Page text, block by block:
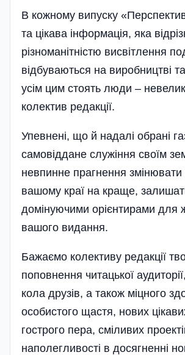
В кожному випуску
та цікава інформація, яка
різноманітністю висвітлення
відбуваються на виробництві
усім цим стоять люди –
колектив редакції.
Упевнені, що й надалі обрані
самовіддане служіння своїм
невпинне прагнення змінювати
вашому краї на краще,
домінуючими орі­єнтирами для
вашого видання.
Бажаємо колективу редакції
поповнення читацької
кола друзів, а також міцного
особистого щастя, нових
гострого пера, сміливих
наполегливості в досягненні